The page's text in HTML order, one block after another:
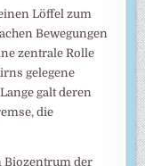
Löffel zum
Bewegungen
zentrale Rolle
gelegene
galt deren
die
Biozentrum der